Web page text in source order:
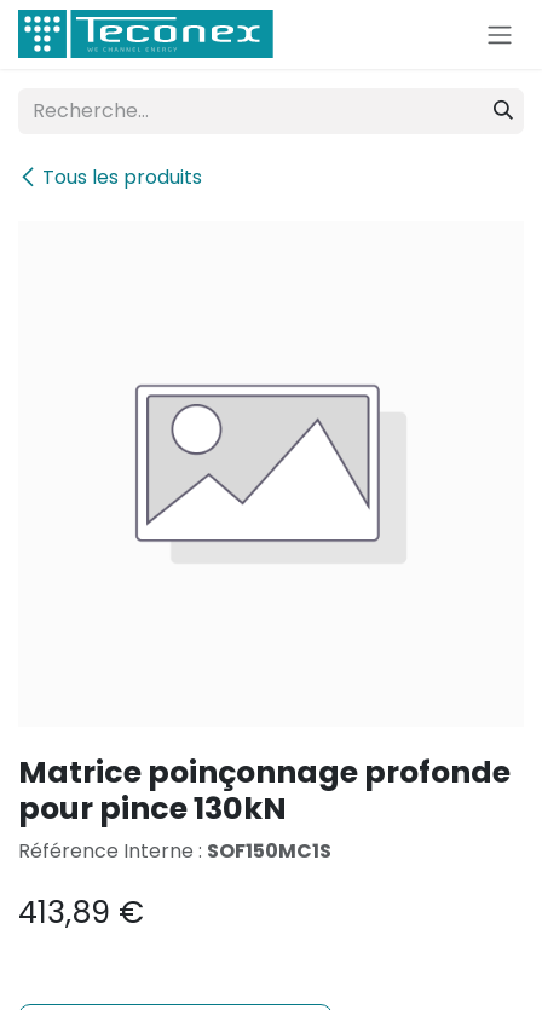
Se rendre au contenu
Tous les produits
Matrice poinçonnage profonde
pour pince 130kN
Référence Interne : SOF150MC1S
413,89 €